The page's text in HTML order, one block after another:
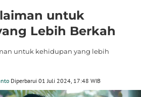
untuk
Lebih Berkah
untuk kehidupan yang lebih
Diperbarui 01 Juli 2024, 17:48 WIB